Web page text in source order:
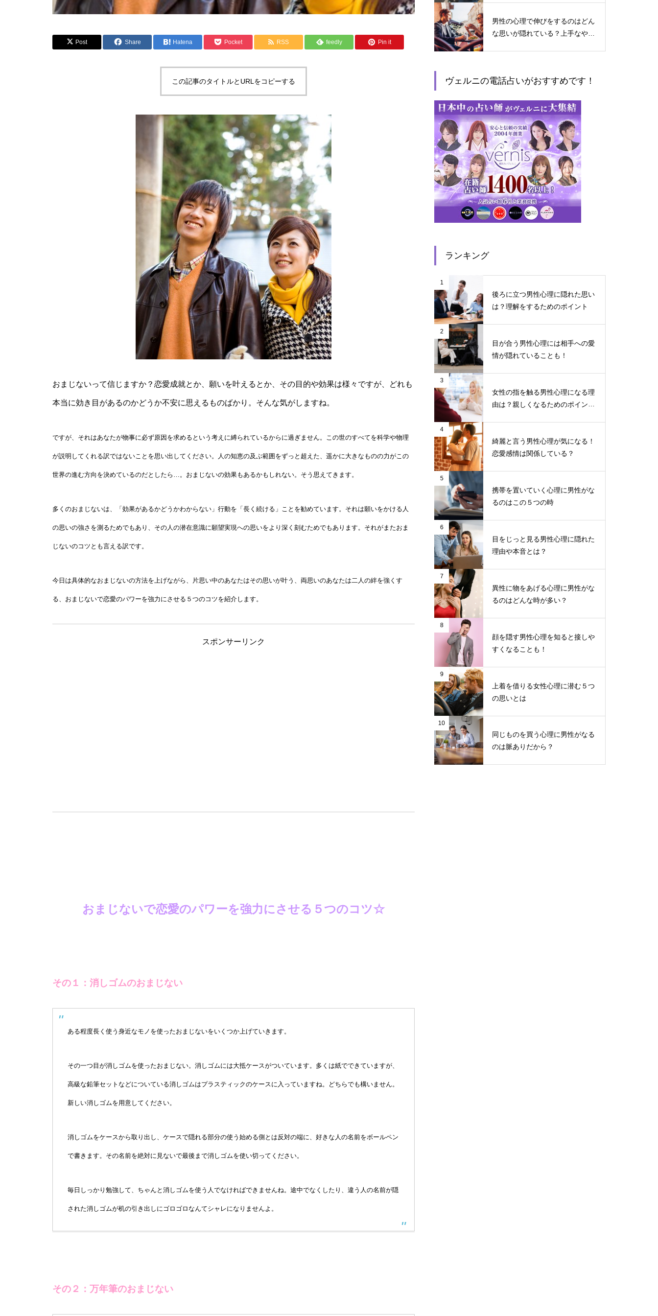
Post Share Hatena Pocket RSS feedly Pin it
この記事のタイトルとURLをコピーする
おまじないって信じますか？恋愛成就とか、願いを叶えるとか、その目的や効果は様々ですが、どれも
本当に効き目があるのかどうか不安に思えるものばかり。そんな気がしますね。
ですが、それはあなたが物事に必ず原因を求めるという考えに縛られているからに過ぎません。この世のすべてを科学や物理
が説明してくれる訳ではないことを思い出してください。人の知恵の及ぶ範囲をずっと超えた、遥かに大きなものの力がこの
世界の進む方向を決めているのだとしたら…。おまじないの効果もあるかもしれない。そう思えてきます。
多くのおまじないは、「効果があるかどうかわからない」行動を「長く続ける」ことを勧めています。それは願いをかける人
の思いの強さを測るためでもあり、その人の潜在意識に願望実現への思いをより深く刻むためでもあります。それがまたおま
じないのコツとも言える訳です。
今日は具体的なおまじないの方法を上げながら、片思い中のあなたはその思いが叶う、両思いのあなたは二人の絆を強くす
る、おまじないで恋愛のパワーを強力にさせる５つのコツを紹介します。
スポンサーリンク
おまじないで恋愛のパワーを強力にさせる５つのコツ☆
その１：消しゴムのおまじない
ある程度長く使う身近なモノを使ったおまじないをいくつか上げていきます。
その一つ目が消しゴムを使ったおまじない。消しゴムには大抵ケースがついています。多くは紙でできていますが、
高級な鉛筆セットなどについている消しゴムはプラスティックのケースに入っていますね。どちらでも構いません。
新しい消しゴムを用意してください。
消しゴムをケースから取り出し、ケースで隠れる部分の使う始める側とは反対の端に、好きな人の名前をボールペン
で書きます。その名前を絶対に見ないで最後まで消しゴムを使い切ってください。
毎日しっかり勉強して、ちゃんと消しゴムを使う人でなければできませんね。途中でなくしたり、違う人の名前が隠
された消しゴムが机の引き出しにゴロゴロなんてシャレになりませんよ。
その２：万年筆のおまじない
男性の心理で伸びをするのはどん
な思いが隠れている？上手なやり
ヴェルニの電話占いがおすすめです！
ランキング
1
後ろに立つ男性心理に隠れた思い
は？理解をするためのポイント
2
目が合う男性心理には相手への愛
情が隠れていることも！
3
女性の指を触る男性心理になる理
由は？親しくなるためのポイント
4
綺麗と言う男性心理が気になる！
恋愛感情は関係している？
5
携帯を置いていく心理に男性がな
るのはこの５つの時
6
目をじっと見る男性心理に隠れた
理由や本音とは？
7
異性に物をあげる心理に男性がな
るのはどんな時が多い？
8
顔を隠す男性心理を知ると接しや
すくなることも！
9
上着を借りる女性心理に潜む５つ
の思いとは
10
同じものを買う心理に男性がなる
のは脈ありだから？